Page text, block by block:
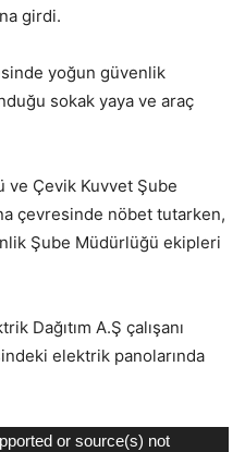
girdi.
yoğun güvenlik
sokak yaya ve araç
ve Çevik Kuvvet Şube
çevresinde nöbet tutarken,
Şube Müdürlüğü ekipleri
Dağıtım A.Ş çalışanı
elektrik panolarında
or source(s) not